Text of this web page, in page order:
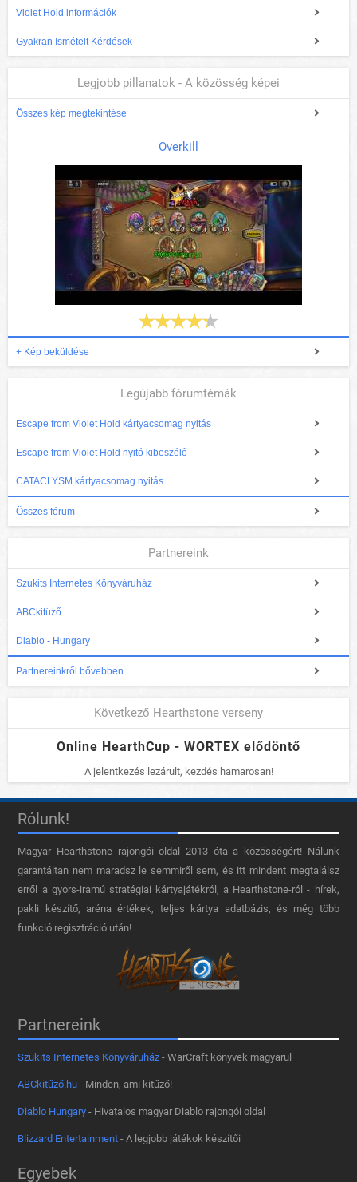
Violet Hold információk
Gyakran Ismételt Kérdések
Legjobb pillanatok - A közösség képei
Összes kép megtekintése
Overkill
+ Kép beküldése
Legújabb fórumtémák
Escape from Violet Hold kártyacsomag nyitás
Escape from Violet Hold nyitó kibeszélő
CATACLYSM kártyacsomag nyitás
Összes fórum
Partnereink
Szukits Internetes Könyváruház
ABCkitüző
Diablo - Hungary
Partnereinkről bővebben
Következő Hearthstone verseny
Online HearthCup - WORTEX elődöntő
A jelentkezés lezárult, kezdés hamarosan!
Rólunk!
Magyar Hearthstone​ rajongói oldal 2013 óta a közösségért! Nálunk
garantáltan nem maradsz le semmiről sem, és itt mindent megtalálsz
erről a gyors-iramú stratégiai kártyajátékról, a Hearthstone-ról - hírek,
pakli készítő, aréna értékek, teljes kártya adatbázis, és még több
funkció regisztráció után!
Partnereink
Szukits Internetes Könyváruház - WarCraft könyvek magyarul
ABCkitűző.hu - Minden, ami kitűző!
Diablo Hungary - Hivatalos magyar Diablo rajongói oldal
Blizzard Entertainment - A legjobb játékok készítői
Egyebek